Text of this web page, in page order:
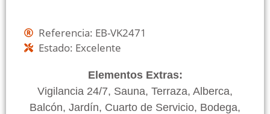
Referencia: EB-VK2471
Estado: Excelente
Elementos Extras:
Vigilancia 24/7, Sauna, Terraza, Alberca,
Balcón, Jardín, Cuarto de Servicio, Bodega,